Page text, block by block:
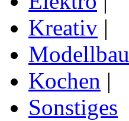
Kreativ |
Modellbau
Kochen |
Sonstiges